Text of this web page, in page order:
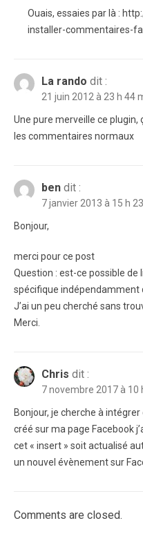
Ouais, essaies par là :
installer-commentaires-
La rando dit :
21 juin 2012 à 23 h 44
Une pure merveille ce
les commentaires normaux
ben dit :
7 janvier 2013 à 15 h
Bonjour,
merci pour ce post
Question : est-ce possible de
spécifique indépendamment
J’ai un peu cherché sans
Merci.
Chris dit :
7 novembre 2017 à 10
Bonjour, je cherche à
créé sur ma page Facebook
cet « insert » soit actualisé
un nouvel évènement sur
Comments are closed.